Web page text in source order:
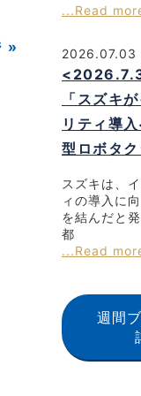
»
...Read
2026.07.03
「スズキ
リティ導
型ロボタク
スズキは、
ィの導入に
を結んだと
都
...Read
週間